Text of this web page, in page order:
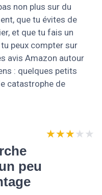
non plus sur du
que tu évites de
et que tu fais un
peux compter sur
avis Amazon autour
: quelques petits
catastrophe de
peu
★★★★★
★★★★★